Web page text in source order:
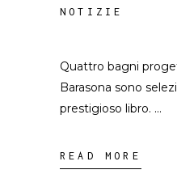
NOTIZIE
Quattro bagni
Barasona sono
prestigioso libro.
READ MORE